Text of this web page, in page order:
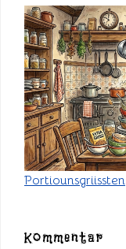
Portiounsgriissten
Kommentar